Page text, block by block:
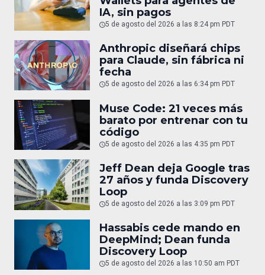
IA, sin pagos
5 de agosto del 2026 a las 8:24 pm PDT
Anthropic diseñará chips
para Claude, sin fábrica ni
fecha
5 de agosto del 2026 a las 6:34 pm PDT
Muse Code: 21 veces más
barato por entrenar con tu
código
5 de agosto del 2026 a las 4:35 pm PDT
Jeff Dean deja Google tras
27 años y funda Discovery
Loop
5 de agosto del 2026 a las 3:09 pm PDT
Hassabis cede mando en
DeepMind; Dean funda
Discovery Loop
5 de agosto del 2026 a las 10:50 am PDT